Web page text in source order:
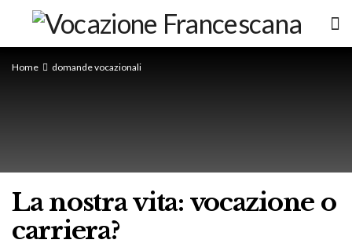
Home domande vocazionali
La nostra vita: vocazione o
carriera?